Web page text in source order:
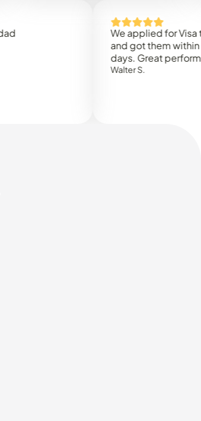
We applied for Visa to
and got them within 3
days. Great performance!
Walter S.